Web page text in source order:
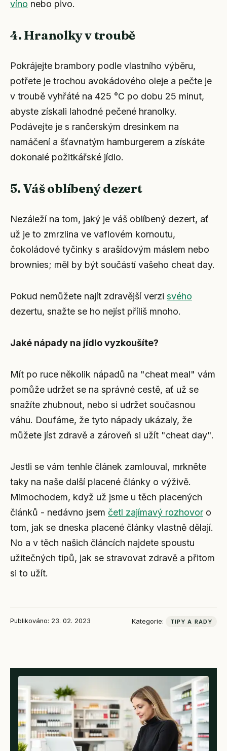
víno nebo pivo.
4. Hranolky v troubě
Pokrájejte brambory podle vlastního výběru,
potřete je trochou avokádového oleje a pečte je
v troubě vyhřáté na 425 °C po dobu 25 minut,
abyste získali lahodné pečené hranolky.
Podávejte je s rančerským dresinkem na
namáčení a šťavnatým hamburgerem a získáte
dokonalé požitkářské jídlo.
5. Váš oblíbený dezert
Nezáleží na tom, jaký je váš oblíbený dezert, ať
už je to zmrzlina ve vaflovém kornoutu,
čokoládové tyčinky s arašídovým máslem nebo
brownies; měl by být součástí vašeho cheat day.
Pokud nemůžete najít zdravější verzi svého
dezertu, snažte se ho nejíst příliš mnoho.
Jaké nápady na jídlo vyzkoušíte?
Mít po ruce několik nápadů na "cheat meal" vám
pomůže udržet se na správné cestě, ať už se
snažíte zhubnout, nebo si udržet současnou
váhu. Doufáme, že tyto nápady ukázaly, že
můžete jíst zdravě a zároveň si užít "cheat day".
Jestli se vám tenhle článek zamlouval, mrkněte
taky na naše další placené články o výživě.
Mimochodem, když už jsme u těch placených
článků - nedávno jsem četl zajímavý rozhovor o
tom, jak se dneska placené články vlastně dělají.
No a v těch našich článcích najdete spoustu
užitečných tipů, jak se stravovat zdravě a přitom
si to užít.
Publikováno: 23. 02. 2023 Kategorie: TIPY A RADY